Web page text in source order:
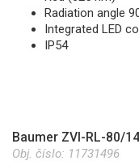
Radiation angle
Integrated LED
IP54
Baumer ZVI-RL-80/
Obj. číslo: 11731496